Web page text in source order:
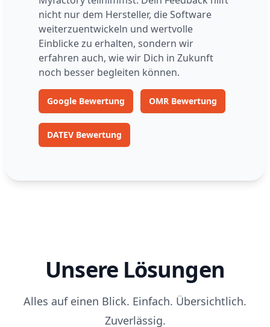
nicht nur dem Hersteller, die Software
weiterzuentwickeln und wertvolle
Einblicke zu erhalten, sondern wir
erfahren auch, wie wir Dich in Zukunft
noch besser begleiten können.
Google Bewertung OMR Bewertung
DATEV Bewertung
Unsere Lösungen
Alles auf einen Blick. Einfach. Übersichtlich.
Zuverlässig.